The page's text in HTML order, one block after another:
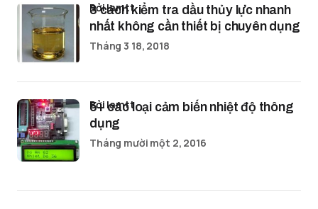
3 cách kiểm tra dầu thủy lực nhanh
nhất không cần thiết bị chuyên dụng
bởi lamtt
Tháng 3 18, 2018
5+ các loại cảm biến nhiệt độ thông
dụng
bởi lamtt
Tháng mười một 2, 2016